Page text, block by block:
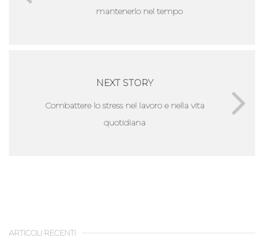
mantenerlo nel tempo
NEXT STORY
Combattere lo stress nel lavoro e nella vita
quotidiana
ARTICOLI RECENTI